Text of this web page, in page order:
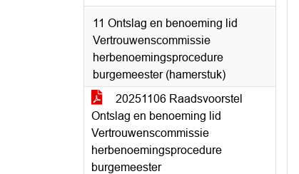
11 Ontslag en benoeming lid
Vertrouwenscommissie
herbenoemingsprocedure
burgemeester (hamerstuk)
20251106 Raadsvoorstel
Ontslag en benoeming lid
Vertrouwenscommissie
herbenoemingsprocedure
burgemeester